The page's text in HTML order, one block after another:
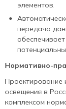
элементов.
передача
Нормативно-
Проектирование
освещения в
комплексом